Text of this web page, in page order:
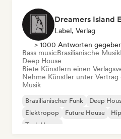
Dreamers Island
Label, Verlag
> 1000 Antworten
Bass musicBrasilianische Musik
Deep House
Biete Künstlern einen
Nehme Künstler unter
Musik
Brasilianischer Funk Deep
Elektropop
Future House
Tech House